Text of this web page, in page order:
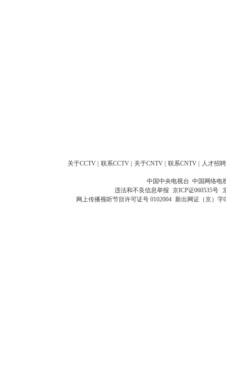
关于CCTV 联系CCTV 关于CNTV 联系CNTV 人才招聘
中国中央电视台 中国网络电
违法和不良信息举报 京ICP证060535号
网上传播视听节目许可证号 0102004 新出网证（京）